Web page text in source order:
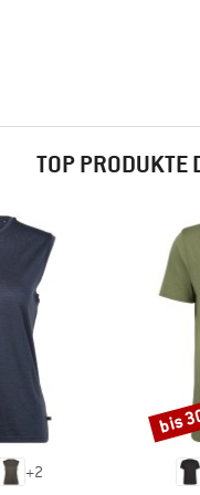
TOP PRODUKTE
+2
Rabatt
bis